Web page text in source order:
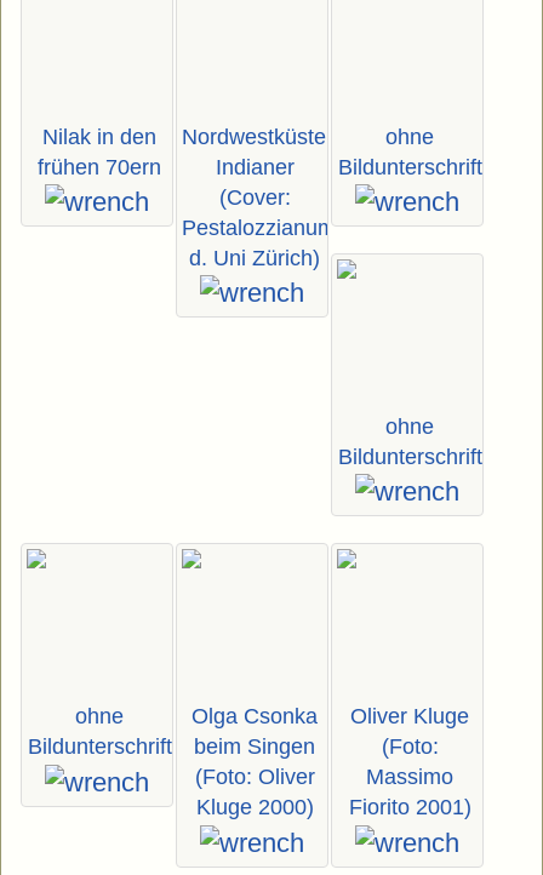
Nilak in den
frühen 70ern
Nordwestküsten-
Indianer
(Cover:
Pestalozzianum/Völkerkundemus.
d. Uni Zürich)
ohne
Bildunterschrift
ohne
Bildunterschrift
ohne
Bildunterschrift
Olga Csonka
beim Singen
(Foto: Oliver
Kluge 2000)
Oliver Kluge
(Foto:
Massimo
Fiorito 2001)